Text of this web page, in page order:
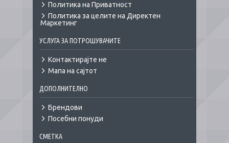
Политика на Приватност
Политика за целите на Директен
Маркетинг
УСЛУГА ЗА ПОТРОШУВАЧИТЕ
Контактирајте не
Мапа на сајтот
ДОПОЛНИТЕЛНО
Брендови
Посебни понуди
СМЕТКА